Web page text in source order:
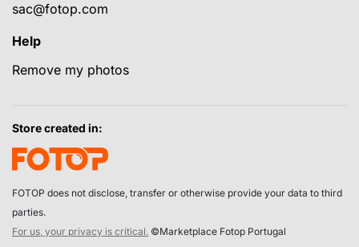
sac@fotop.com
Help
Remove my photos
Store created in:
FOTOP does not disclose, transfer or otherwise provide your data to third
parties.
For us, your privacy is critical. ©Marketplace Fotop Portugal